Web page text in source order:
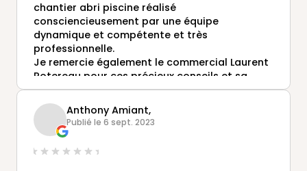
chantier abri piscine réalisé
consciencieusement par une équipe
dynamique et compétente et très
professionnelle.
Je remercie également le commercial Laurent
Potereau pour ces précieux conseils et sa
réactivité
Anthony Amiant,
Publié le 6 sept. 2023